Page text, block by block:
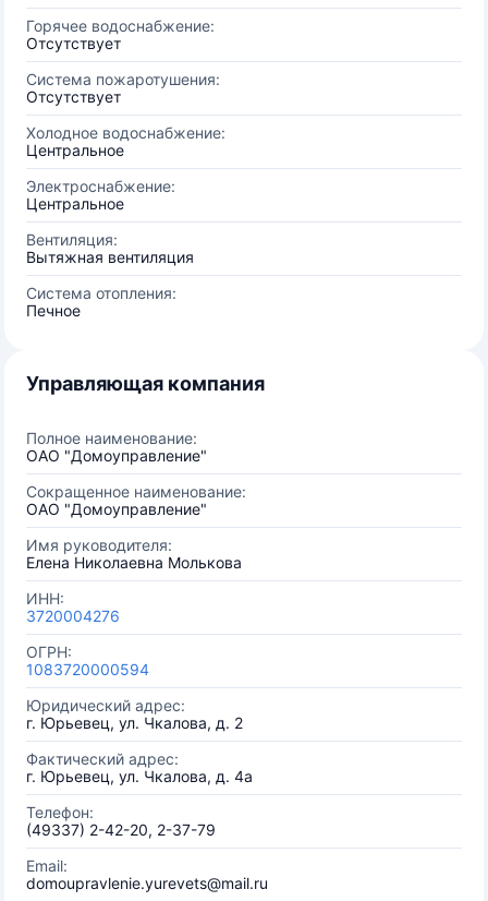
Горячее водоснабжение:
Отсутствует
Система пожаротушения:
Отсутствует
Холодное водоснабжение:
Центральное
Электроснабжение:
Центральное
Вентиляция:
Вытяжная вентиляция
Система отопления:
Печное
Управляющая компания
Полное наименование:
ОАО "Домоуправление"
Сокращенное наименование:
ОАО "Домоуправление"
Имя руководителя:
Елена Николаевна Молькова
ИНН:
3720004276
ОГРН:
1083720000594
Юридический адрес:
г. Юрьевец, ул. Чкалова, д. 2
Фактический адрес:
г. Юрьевец, ул. Чкалова, д. 4а
Телефон:
(49337) 2-42-20, 2-37-79
Email:
domoupravlenie.yurevets@mail.ru